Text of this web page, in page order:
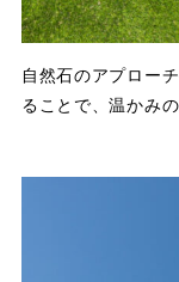
自然石のアプロー
ることで、温かみ